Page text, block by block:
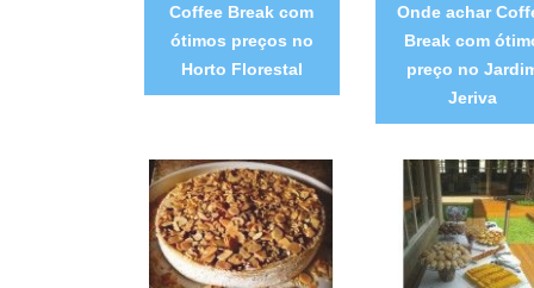
Coffee Break com
ótimos preços no
Horto Florestal
Onde achar
Break com
preço no
Jeriva